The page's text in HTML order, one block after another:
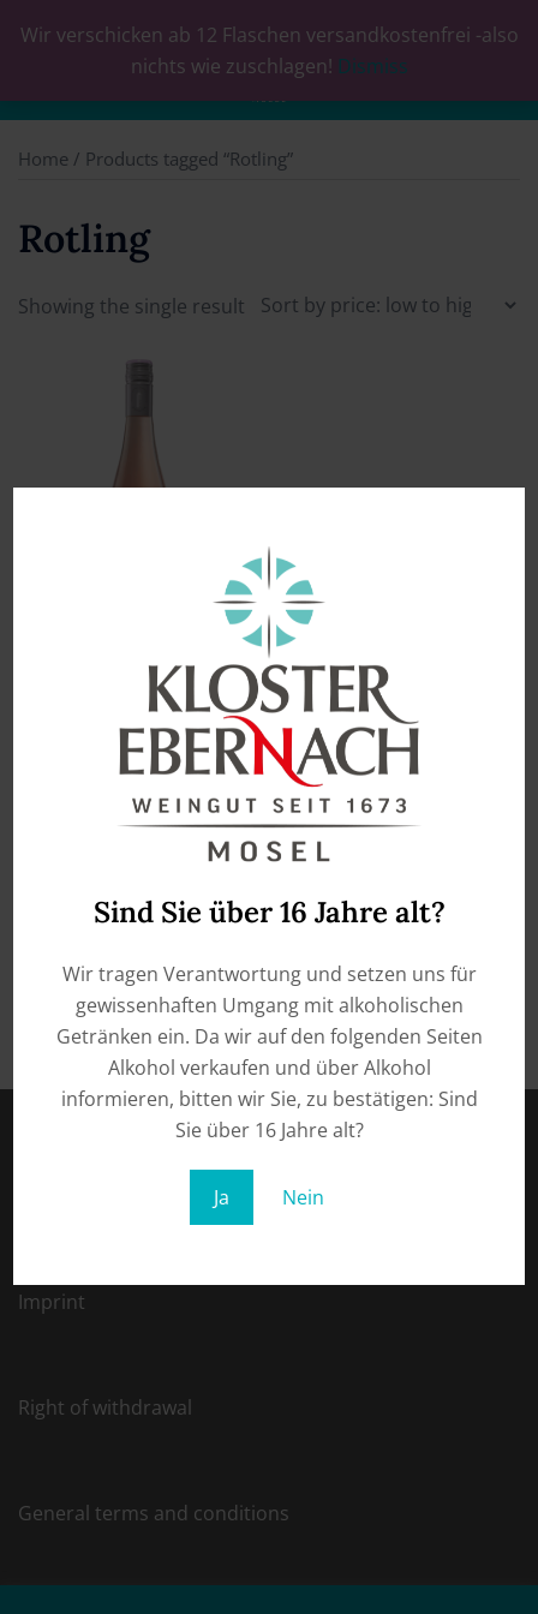
Sind Sie über 16 Jahre alt?
Wir tragen Verantwortung und setzen uns für
gewissenhaften Umgang mit alkoholischen
Getränken ein. Da wir auf den folgenden Seiten
Alkohol verkaufen und über Alkohol
informieren, bitten wir Sie, zu bestätigen: Sind
Sie über 16 Jahre alt?
Ja Nein
Wir verschicken ab 12 Flaschen versandkostenfrei -also
nichts wie zuschlagen! Dismiss
0
Home / Products tagged “Rotling”
Rotling
Showing the single result
enthält 0,75Liter
2023 PINK Riesling and
Pinot Noir
9,90
ADD TO CART
Imprint
Right of withdrawal
General terms and conditions